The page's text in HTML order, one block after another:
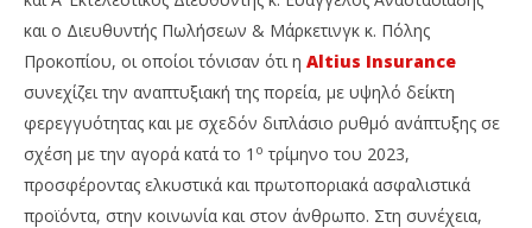
Altius Insurance: Βράβευσε τους κορυφαίους και
γιόρτασε 30 χρόνια επιτυχημένης πορείας!
20
Ιουνίου,
2023
Insurance
News
Team
και ο Διευθυντής Πωλήσεων & Μάρκετινγκ κ. Πόλης
Προκοπίου, οι οποίοι τόνισαν ότι η Altius Insurance
συνεχίζει την αναπτυξιακή της πορεία, με υψηλό δείκτη
φερεγγυότητας και με σχεδόν διπλάσιο ρυθμό ανάπτυξης σε
σχέση με την αγορά κατά το 1 ο τρίμηνο του 2023,
προσφέροντας ελκυστικά και πρωτοποριακά ασφαλιστικά
προϊόντα, στην κοινωνία και στον άνθρωπο. Στη συνέχεια,